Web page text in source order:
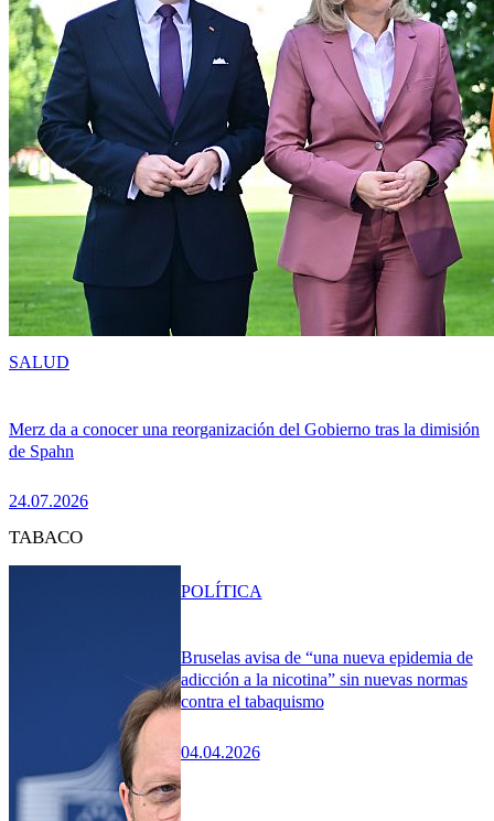
Merz da a conocer una reorganización del Gobierno tras la dimisión
de Spahn
24.07.2026
SALUD
TABACO
Bruselas avisa de “una nueva epidemia de
adicción a la nicotina” sin nuevas normas
contra el tabaquismo
04.04.2026
POLÍTICA